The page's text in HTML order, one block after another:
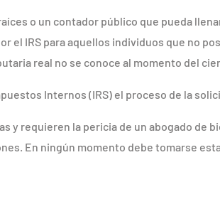
o un contador público que pueda
el IRS para aquellos individuos que no
real no se conoce al momento del
Internos (IRS) el proceso de la
y requieren la pericia de un abogado de
En ningún momento debe tomarse